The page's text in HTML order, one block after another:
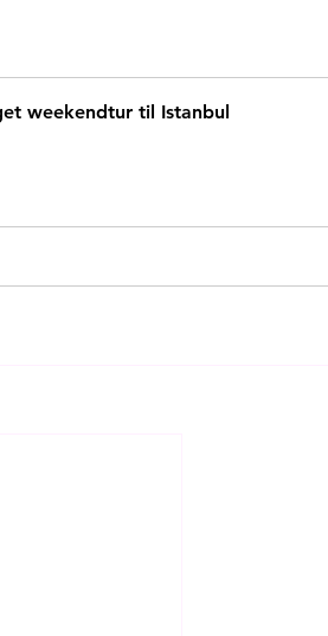
weekendtur til Istanbul